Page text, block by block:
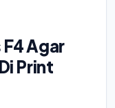
Agar
Print